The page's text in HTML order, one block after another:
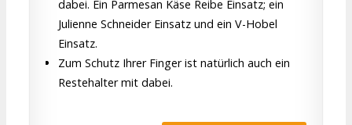
dabei. Ein Parmesan Käse Reibe Einsatz; ein
Julienne Schneider Einsatz und ein V-Hobel
Einsatz.
Zum Schutz Ihrer Finger ist natürlich auch ein
Restehalter mit dabei.